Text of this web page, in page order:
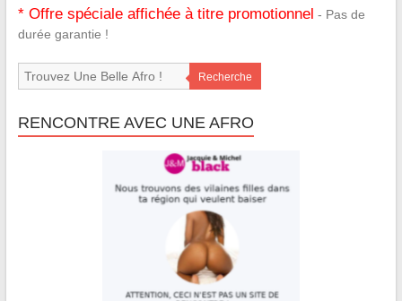
* Offre spéciale affichée à titre promotionnel - Pas de
durée garantie !
Recherche
RENCONTRE AVEC UNE AFRO